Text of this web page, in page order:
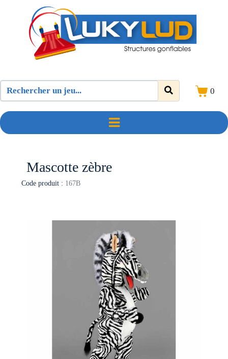
0
Mascotte zèbre
Code produit : 167B